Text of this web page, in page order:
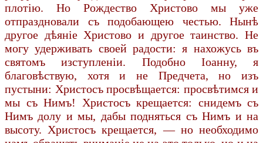
плотію. Но Рождество Христово мы уже
отпраздновали съ подобающею честью. Нынѣ
другое дѣяніе Христово и другое таинство. Не
могу удерживать своей радости: я нахожусь въ
святомъ изступленіи. Подобно Іоанну, я
благовѣствую, хотя и не Предчета, но изъ
пустыни: Христосъ просвѣщается: просвѣтимся и
мы съ Нимъ! Христосъ крещается: снидемъ съ
Нимъ долу и мы, дабы подняться съ Нимъ и на
высоту. Христосъ крещается, — но необходимо